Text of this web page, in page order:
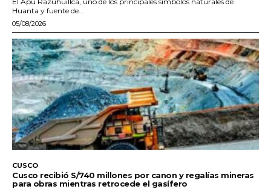
Huanta y fuente de...
05/08/2026
CUSCO
Cusco recibió S/740 millones por canon y regalías mineras
para obras mientras retrocede el gasífero